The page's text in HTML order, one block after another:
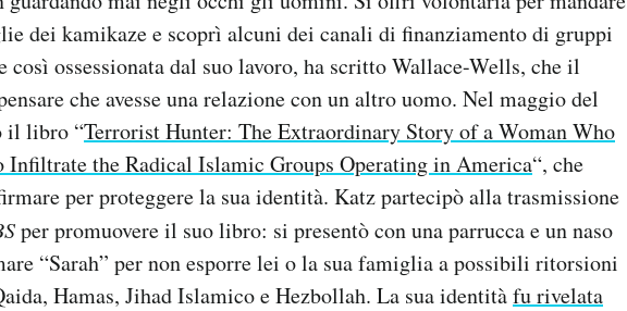
dei kamikaze e scoprì alcuni dei canali di finanziamento di gruppi
ossessionata dal suo lavoro, ha scritto Wallace-Wells, che il
che avesse una relazione con un altro uomo. Nel maggio del
il libro “Terrorist Hunter: The Extraordinary Story of a Woman Who
Infiltrate the Radical Islamic Groups Operating in America“, che
per proteggere la sua identità. Katz partecipò alla trasmissione
per promuovere il suo libro: si presentò con una parrucca e un naso
“Sarah” per non esporre lei o la sua famiglia a possibili ritorsioni
Hamas, Jihad Islamico e Hezbollah. La sua identitàfu rivelata